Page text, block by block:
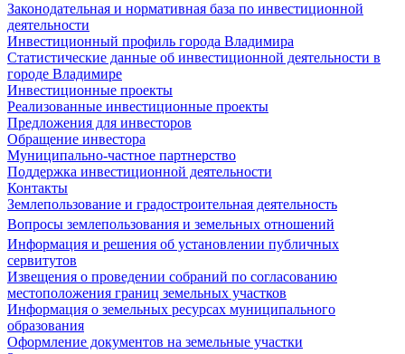
Законодательная и нормативная база по инвестиционной
деятельности
Инвестиционный профиль города Владимира
Статистические данные об инвестиционной деятельности в
городе Владимире
Инвестиционные проекты
Реализованные инвестиционные проекты
Предложения для инвесторов
Обращение инвестора
Муниципально-частное партнерство
Поддержка инвестиционной деятельности
Контакты
Землепользование и градостроительная деятельность
Вопросы землепользования и земельных отношений
Информация и решения об установлении публичных
сервитутов
Извещения о проведении собраний по согласованию
местоположения границ земельных участков
Информация о земельных ресурсах муниципального
образования
Оформление документов на земельные участки